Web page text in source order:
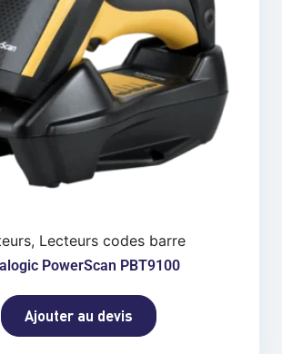
Lecteurs codes barre
PowerScan PBT9100
Ajouter au devis